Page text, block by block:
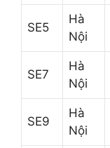
SE5
Hà
Nội
SE7
Hà
Nội
SE9
Hà
Nội